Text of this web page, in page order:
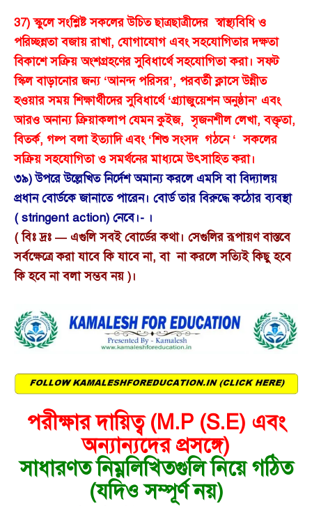
37) স্কুলে সংশ্লিষ্ট সকলের উচিত ছাত্রছাত্রীদের স্বাস্থ্যবিধি ও
পরিচ্ছন্নতা বজায় রাখা, যোগাযোগ এবং সহযোগিতার দক্ষতা
বিকাশে সক্রিয় অংশগ্রহণের সুবিধার্থে সহযোগিতা করা। সফ্ট
স্কিল বাড়ানোর জন্য ‘আনন্দ পরিসর’, পরবর্তী ক্লাসে উন্নীত
হওয়ার সময় শিক্ষার্থীদের সুবিধার্থে ‘গ্র্যাজুয়েশন অনুষ্ঠান’ এবং
আরও অনান্য ক্রিয়াকলাপ যেমন কুইজ, সৃজনশীল লেখা, বক্তৃতা,
বিতর্ক, গল্প বলা ইত্যাদি এবং ‘শিশু সংসদ গঠনে ‘ সকলের
সক্রিয় সহযোগিতা ও সমর্থনের মাধ্যমে উৎসাহিত করা।
৩৯) উপরে উল্লেখিত নির্দেশ অমান্য করলে এমসি বা বিদ্যালয়
প্রধান বোর্ডকে জানাতে পারেন। বোর্ড তার বিরুদ্ধে কঠোর ব্যবস্থা
( stringent action) নেবে।- ।
( বিঃ দ্রঃ — এগুলি সবই বোর্ডের কথা। সেগুলির রূপায়ণ বাস্তবে
সর্বক্ষেত্রে করা যাবে কি যাবে না, বা না করলে সত্যিই কিছু হবে
কি হবে না বলা সম্ভব নয় )।
পরীক্ষার দায়িত্ব (M.P (S.E) এবং
অন্যান্যদের প্রসঙ্গে)
সাধারণত নিম্নলিখিতগুলি নিয়ে গঠিত
(যদিও সম্পূর্ণ নয়)